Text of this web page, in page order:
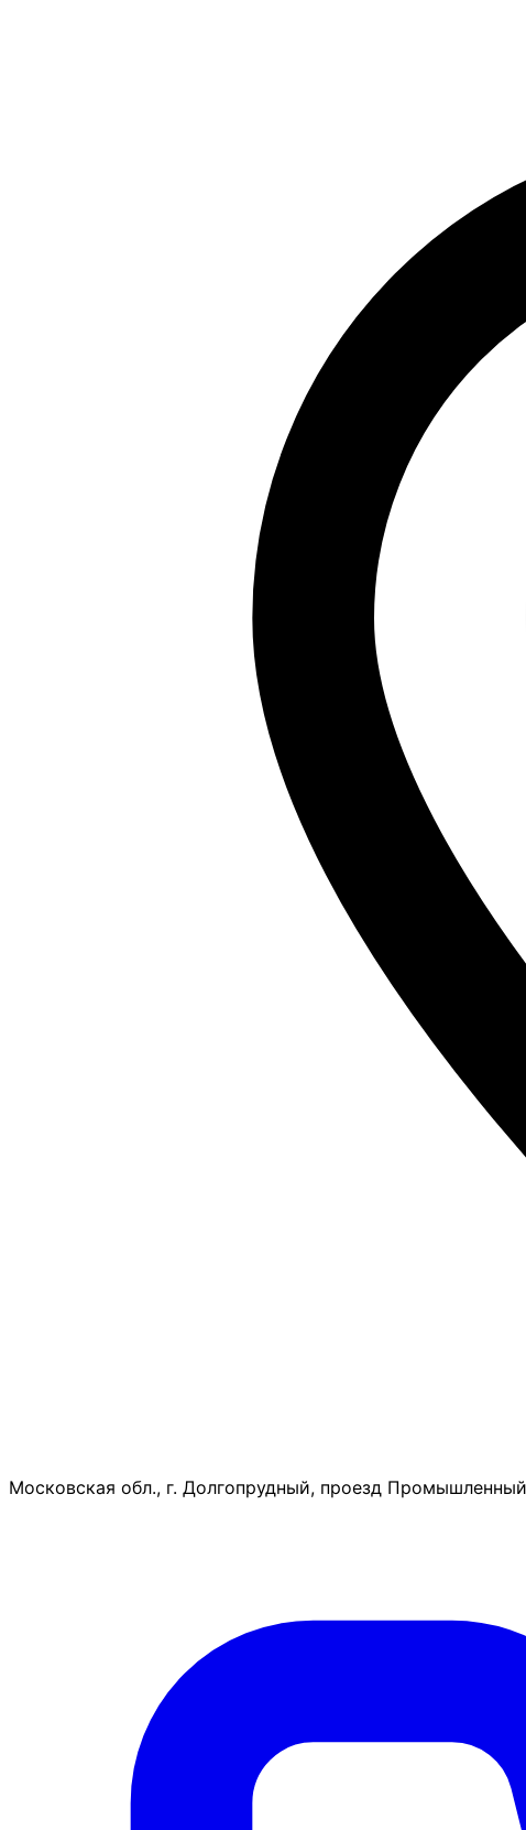
Московская обл., г. Долгопрудный, проезд